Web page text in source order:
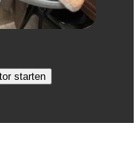
starten